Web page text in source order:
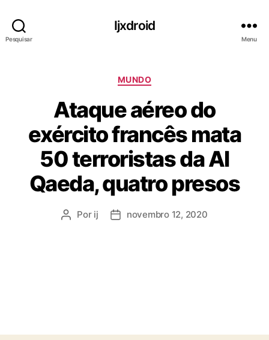
Pesquisar
Ijxdroid
Menu
C
t
e
g
o
r
i
a
MUNDO
Ataque aéreo do
exército francês mata
50 terroristas da Al
Qaeda, quatro presos
A
s
Por ij
D
l
novembro 12, 2020